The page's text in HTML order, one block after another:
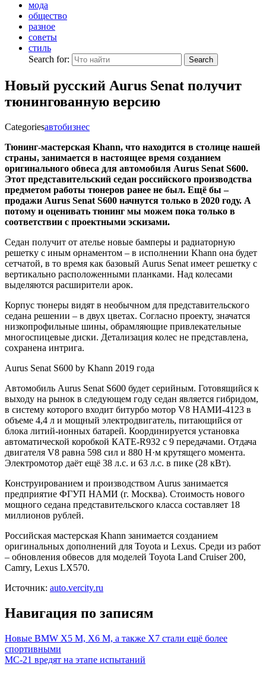
мода
общество
разное
советы
стиль
Search for:
Search
Новый русский Aurus Senat получит
тюнингованную версию
Categoriesавтобизнес
Тюнинг-мастерская Khann, что находится в столице нашей
страны, занимается в настоящее время созданием
оригинального обвеса для автомобиля Aurus Senat S600.
Этот представительский седан российского производства
предметом работы тюнеров ранее не был. Ещё бы –
продажи Aurus Senat S600 начнутся только в 2020 году. А
потому и оценивать тюнинг мы можем пока только в
соответствии с проектными эскизами.
Седан получит от ателье новые бамперы и радиаторную
решетку с иным орнаментом – в исполнении Khann она будет
сетчатой, в то время как базовый Aurus Senat имеет решетку с
вертикально расположенными планками. Над колесами
выделяются расширители арок.
Корпус тюнеры видят в необычном для представительского
седана решении – в двух цветах. Согласно проекту, значатся
низкопрофильные шины, обрамляющие привлекательные
многоспицевые диски. Детализация колес не представлена,
сохранена интрига.
Aurus Senat S600 by Khann 2019 года
Автомобиль Aurus Senat S600 будет серийным. Готовящийся к
выходу на рынок в следующем году седан является гибридом,
в систему которого входит битурбо мотор V8 НАМИ-4123 в
объеме 4,4 л и мощный электродвигатель, питающийся от
блока литий-ионных батарей. Координируется установка
автоматической коробкой КАТЕ-R932 с 9 передачами. Отдача
двигателя V8 равна 598 сил и 880 Н·м крутящего момента.
Электромотор даёт ещё 38 л.с. и 63 л.с. в пике (28 кВт).
Конструированием и производством Aurus занимается
предприятие ФГУП НАМИ (г. Москва). Стоимость нового
мощного седана представительского класса составляет 18
миллионов рублей.
Российская мастерская Khann занимается созданием
оригинальных дополнений для Toyota и Lexus. Среди из работ
– обновления обвесов для моделей Toyota Land Cruiser 200,
Camry, Lexus LX570.
Источник: auto.vercity.ru
Навигация по записям
Новые BMW Х5 М, Х6 М, а также Х7 стали ещё более
спортивными
МС-21 вредят на этапе испытаний